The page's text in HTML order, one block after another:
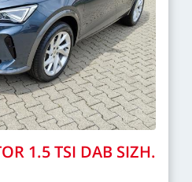
1.5TSI DAB SIZH.